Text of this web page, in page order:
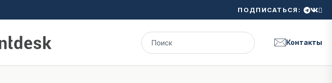
ПОДПИСАТЬСЯ:
Контакты